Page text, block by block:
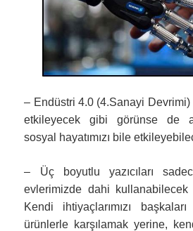
– Endüstri 4.0 (4.Sanayi Devrimi)
etkileyecek gibi görünse de
sosyal hayatımızı bile
– Üç boyutlu yazıcıları
evlerimizde dahi kullanabilecek
Kendi ihtiyaçlarımızı
ürünlerle karşılamak yerine,